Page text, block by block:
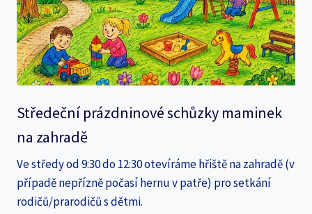
Středeční prázdninové schůzky maminek
na zahradě
Ve středy od 9:30 do 12:30 otevíráme hřiště na zahradě (v
případě nepřízně počasí hernu v patře) pro setkání
rodičů/prarodičů s dětmi.